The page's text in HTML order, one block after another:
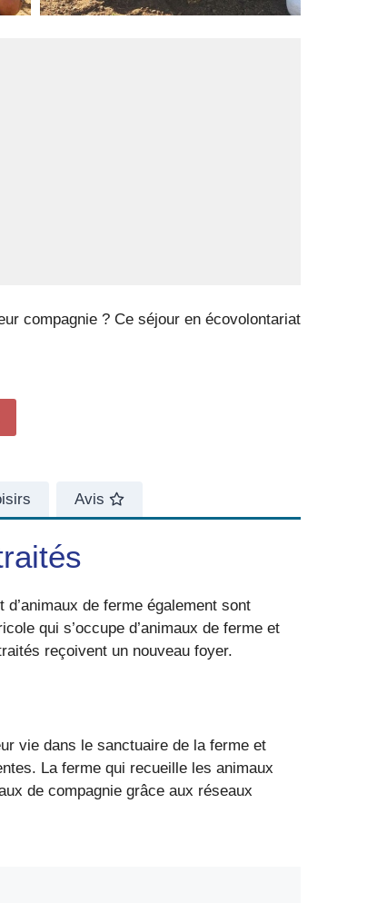
compagnie ? Ce séjour en écovolontariat
Avis
de ferme également sont
qui s’occupe d’animaux de ferme et
reçoivent un nouveau foyer.
vie dans le sanctuaire de la ferme et
La ferme qui recueille les animaux
de compagnie grâce aux réseaux